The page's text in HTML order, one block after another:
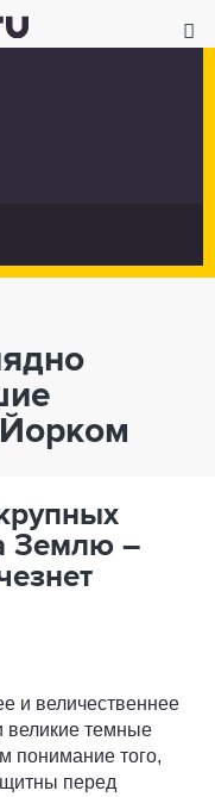
Землю –
и величественнее
великие темные
понимание того,
перед